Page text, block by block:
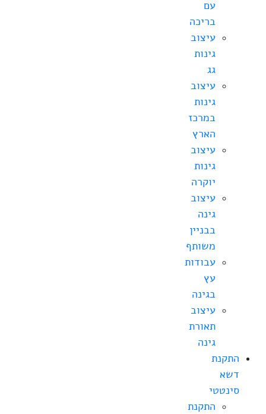
עם
בריכה
עיצוב
גינות
גג
עיצוב
גינות
במרכז
הארץ
עיצוב
גינות
יוקרה
עיצוב
גינה
בבניין
משותף
עבודות
עץ
בגינה
עיצוב
תאורת
גינה
התקנת
דשא
סינטטי
התקנת